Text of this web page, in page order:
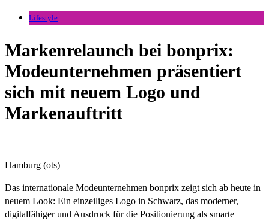
Lifestyle
Markenrelaunch bei bonprix:
Modeunternehmen präsentiert
sich mit neuem Logo und
Markenauftritt
Hamburg (ots) –
Das internationale Modeunternehmen bonprix zeigt sich ab heute in
neuem Look: Ein einzeiliges Logo in Schwarz, das moderner,
digitalfähiger und Ausdruck für die Positionierung als smarte